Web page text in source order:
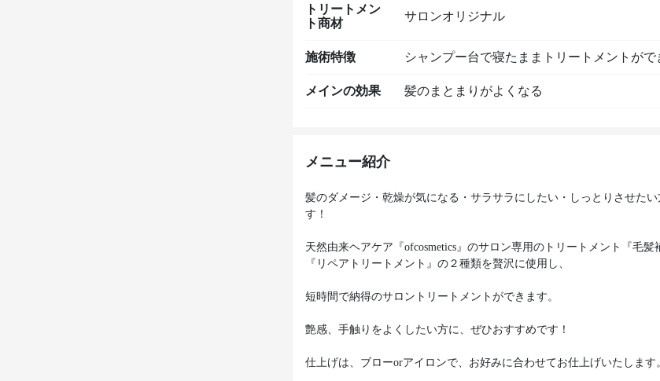
トリートメン
ト商材
サロンオリジナル
施術特徴 シャンプー台で寝たままトリートメントがで
メインの効果 髪のまとまりがよくなる
メニュー紹介
髪のダメージ・乾燥が気になる・サラサラにしたい・しっとりさせた
す！
天然由来ヘアケア『ofcosmetics』のサロン専用のトリートメント『毛髪
『リペアトリートメント』の２種類を贅沢に使用し、
短時間で納得のサロントリートメントができます。
艶感、手触りをよくしたい方に、ぜひおすすめです！